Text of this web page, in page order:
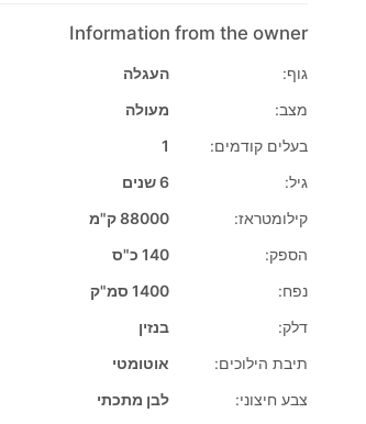
Information from the owner
גוף:
העגלה
מצב:
מעולה
בעלים קודמים:
1
גיל:
6 שנים
קילומטראז:
88000 ק"מ
הספק:
140 כ"ס
נפח:
1400 סמ"ק
דלק:
בנזין
תיבת הילוכים:
אוטומטי
צבע חיצוני:
לבן מתכתי